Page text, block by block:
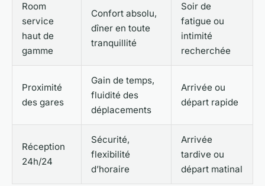
Room
service
haut de
gamme
Confort absolu,
dîner en toute
tranquillité
Soir de
fatigue ou
intimité
recherchée
Proximité
des gares
Gain de temps,
fluidité des
déplacements
Arrivée ou
départ rapide
Réception
24h/24
Sécurité,
flexibilité
d’horaire
Arrivée
tardive ou
départ matinal